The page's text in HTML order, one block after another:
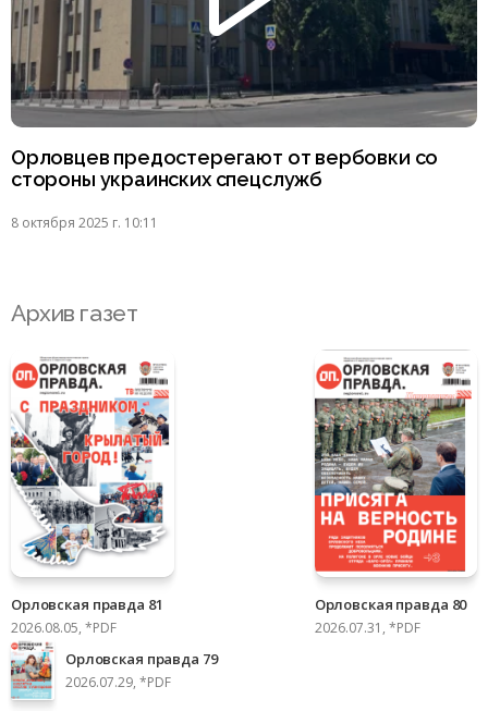
Орловцев предостерегают от вербовки со
стороны украинских спецслужб
8 октября 2025 г. 10:11
Архив газет
Орловская правда 81
2026.08.05, *PDF
Орловская правда 80
2026.07.31, *PDF
Орловская правда 79
2026.07.29, *PDF